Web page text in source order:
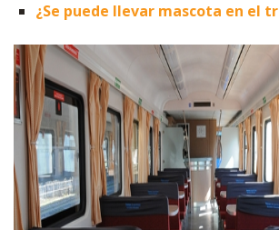
¿Se puede llevar mascota en el